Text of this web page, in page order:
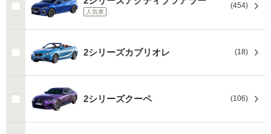
人気車
(454)
2シリーズカブリオレ (18)
2シリーズクーペ (106)